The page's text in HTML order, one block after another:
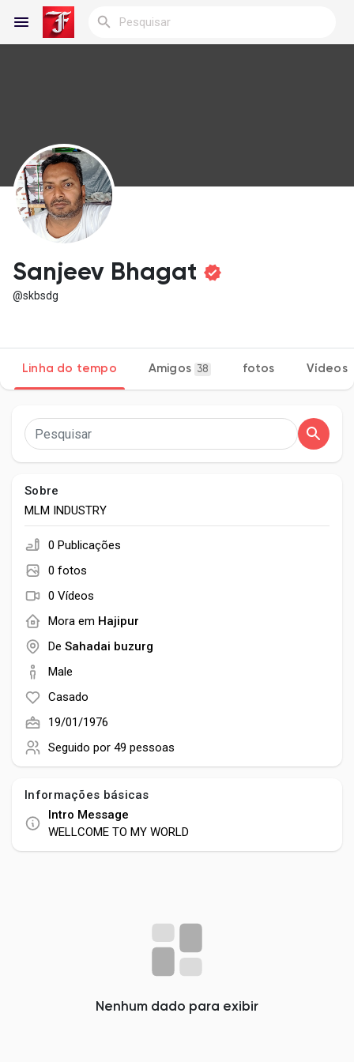
Encontrar Blogs
Blogs
Encontrar Grupos
Encontrar Páginas
Publicações populares
Launch Startup
Sanjeev Bhagat
@skbsdg
Linha do tempo Amigos 38 fotos Vídeos
Sobre
MLM INDUSTRY
0 Publicações
0 fotos
0 Vídeos
Mora em Hajipur
De Sahadai buzurg
Male
Casado
19/01/1976
Seguido por 49 pessoas
Informações básicas
Intro Message
WELLCOME TO MY WORLD
Nenhum dado para exibir